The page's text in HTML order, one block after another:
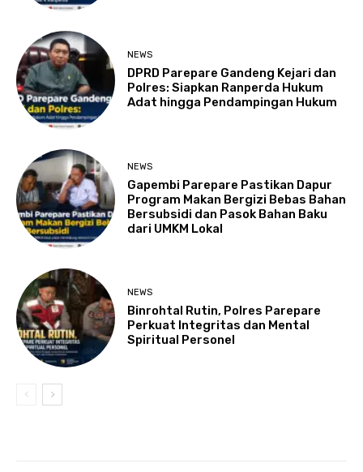
NEWS
DPRD Parepare Gandeng Kejari dan
Polres: Siapkan Ranperda Hukum
Adat hingga Pendampingan Hukum
NEWS
Gapembi Parepare Pastikan Dapur
Program Makan Bergizi Bebas Bahan
Bersubsidi dan Pasok Bahan Baku
dari UMKM Lokal
NEWS
Binrohtal Rutin, Polres Parepare
Perkuat Integritas dan Mental
Spiritual Personel